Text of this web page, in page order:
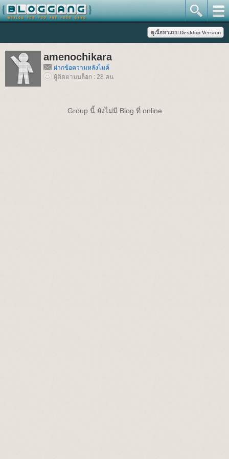
amenochikara
ฝากข้อความหลังไมค์
ผู้ติดตามบล็อก : 28 คน
Group นี้ ยังไม่มี Blog ที่ online